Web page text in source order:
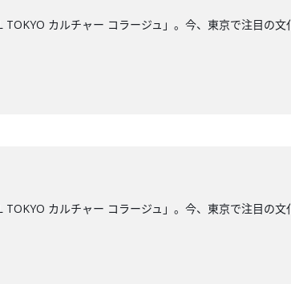
カルチャー コラージュ」。今、東京で注目の
カルチャー コラージュ」。今、東京で注目の